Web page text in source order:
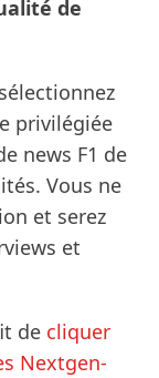
de
privilégiée
news F1 de
Vous ne
et serez
et
de cliquer
Nextgen-